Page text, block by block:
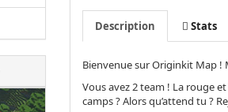
Description Stats
Bienvenue sur Originkit Map !
Vous avez 2 team ! La rouge
camps ? Alors qu’attend tu ?